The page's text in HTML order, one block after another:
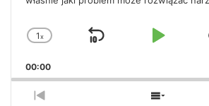
Change
Rate
1x
Skip
Play
00:00
Previous
Show